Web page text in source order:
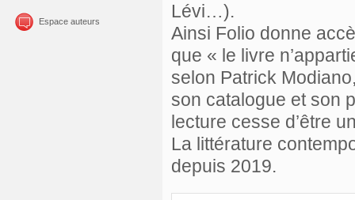
Espace auteurs
Lévi…).
Ainsi Folio donne
que « le livre
selon Patrick
son catalogue et son
lecture cesse d’être
La littérature
depuis 2019.